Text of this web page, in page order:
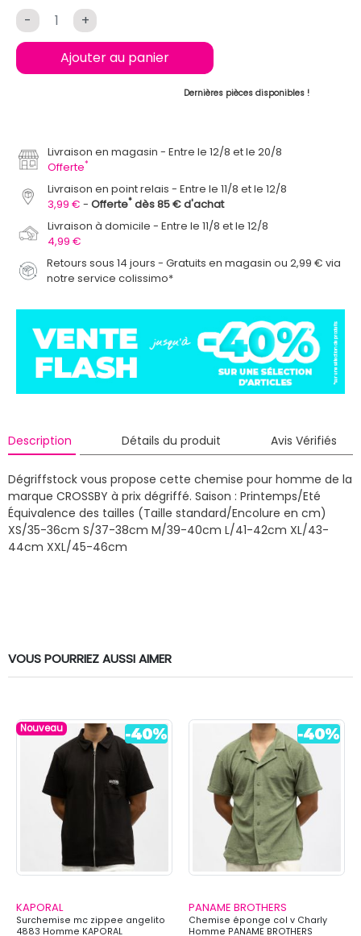
- +
Ajouter au panier
Dernières pièces disponibles !
Livraison en magasin
Entre le 12/8 et le 20/8
Offerte*
Livraison en point relais
Entre le 11/8 et le 12/8
3,99 €
Offerte* dès 85 € d'achat
Livraison à domicile
Entre le 11/8 et le 12/8
4,99 €
Retours sous 14 jours - Gratuits en magasin ou 2,99 € via
notre service colissimo*
Description Détails du produit Avis Vérifiés
Dégriffstock vous propose cette chemise pour homme de la
marque CROSSBY à prix dégriffé. Saison : Printemps/Eté
Équivalence des tailles (Taille standard/Encolure en cm)
XS/35-36cm S/37-38cm M/39-40cm L/41-42cm XL/43-
44cm XXL/45-46cm
VOUS POURRIEZ AUSSI AIMER
Nouveau
KAPORAL
Surchemise mc zippee angelito
4883 Homme KAPORAL
PANAME BROTHERS
Chemise éponge col v Charly
Homme PANAME BROTHERS